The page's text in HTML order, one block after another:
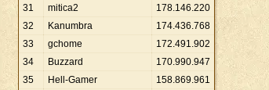
31
mitica2 178.146.220
32
Kanumbra 174.436.768
33
gchome 172.491.902
34
Buzzard 170.990.947
35
Hell-Gamer 158.869.961